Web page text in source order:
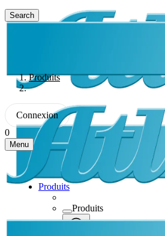
Search
Produits
Connexion
0
Menu
Produits
Produits